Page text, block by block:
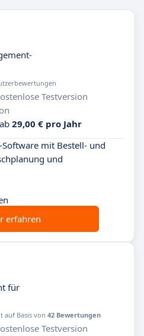
Testversion
29,00 € pro Jahr
mit Bestell- und
und
erfahren
für
auf Basis von 42 Bewertungen
Testversion